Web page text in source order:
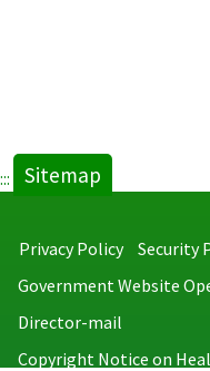
::: Sitemap
Privacy Policy
Security
Government Website
Director-mail
Copyright Notice on